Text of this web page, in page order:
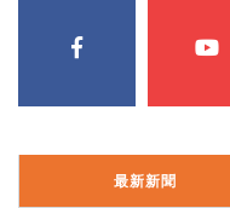
最新新聞